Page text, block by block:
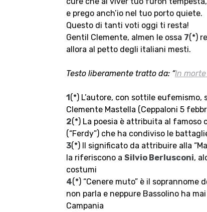
e prego anch’io nel tuo porto quiete.
Questo di tanti voti oggi ti resta!
Gentil Clemente, almen le ossa 7(*)
allora al petto degli italiani mesti.
Testo liberamente tratto da: “In
1(*) L’autore, con sottile eufemismo,
Clemente Mastella (Ceppaloni 5
2(*) La poesia è attribuita al famoso
(“Ferdy”) che ha condiviso le
3(*) Il significato da attribuire alla
la riferiscono a Silvio Berlusconi,
costumi
4(*) “Cenere muto” è il soprannome
non parla e neppure Bassolino ha
Campania